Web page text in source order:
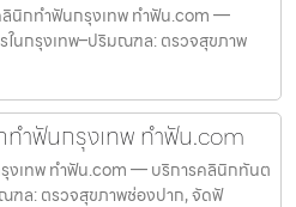
นิกทำฟันกรุงเทพ ทำฟัน.com —
นกรุงเทพ–ปริมณฑล: ตรวจสุขภาพ
ำฟันกรุงเทพ ทำฟัน.com
เทพ ทำฟัน.com — บริการคลินิกทันต
ฑล: ตรวจสุขภาพช่องปาก, จัดฟั